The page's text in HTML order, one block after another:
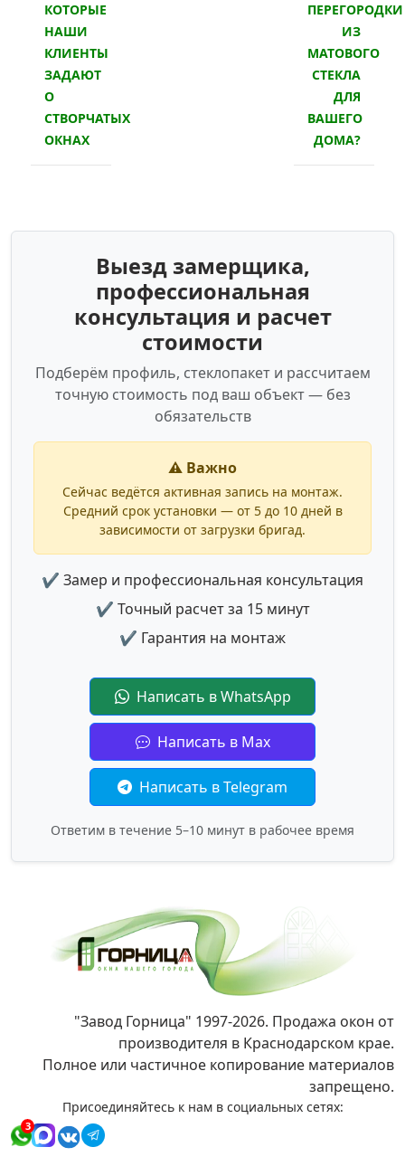
КОТОРЫЕ
НАШИ
КЛИЕНТЫ
ЗАДАЮТ
О
СТВОРЧАТЫХ
ОКНАХ
ПЕРЕГОРОДКИ
ИЗ
МАТОВОГО
СТЕКЛА
ДЛЯ
ВАШЕГО
ДОМА?
Выезд замерщика,
профессиональная
консультация и расчет
стоимости
Подберём профиль, стеклопакет и рассчитаем
точную стоимость под ваш объект — без
обязательств
⚠️ Важно
Сейчас ведётся активная запись на монтаж.
Средний срок установки — от 5 до 10 дней в
зависимости от загрузки бригад.
✔ Замер и профессиональная консультация
✔ Точный расчет за 15 минут
✔ Гарантия на монтаж
Написать в WhatsApp
Написать в Max
Написать в Telegram
Ответим в течение 5–10 минут в рабочее время
"Завод Горница" 1997-2026. Продажа окон от
производителя в Краснодарском крае.
Полное или частичное копирование материалов
запрещено.
Присоединяйтесь к нам в социальных сетях:
3